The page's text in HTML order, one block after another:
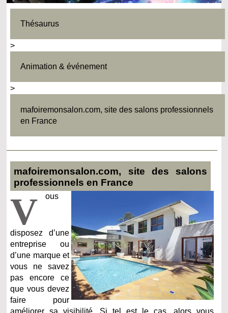
Thésaurus
>
Animation & événement
>
mafoiremonsalon.com, site des salons professionnels
en France
mafoiremonsalon.com, site des salons
professionnels en France
V ous
disposez d’une
entreprise ou
d’une marque et
vous ne savez
pas encore ce
que vous devez
faire pour
améliorer sa visibilité. Si tel est le cas, alors vous